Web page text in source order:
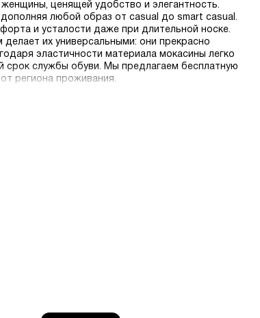
ценящей удобство и элегантность.
любой образ от casual до smart casual.
и усталости даже при длительной носке.
их универсальными: они прекрасно
эластичности материала мокасины легко
срок службы обуви. Мы предлагаем бесплатную
региона проживания.